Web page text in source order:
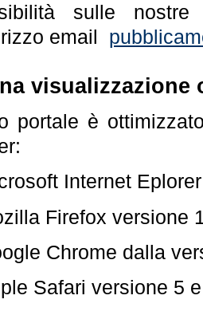
sulle
email
visualizzazione
portale è
Internet
Firefox versione
Chrome dalla
Safari versione 5